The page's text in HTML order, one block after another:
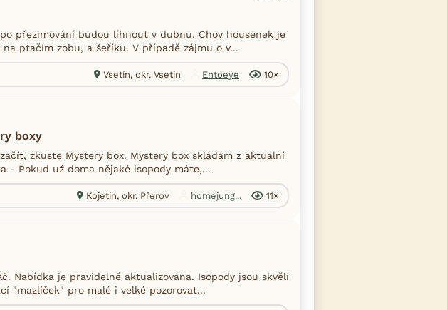
přezimování budou líhnout v dubnu. Chov housenek je
ptačím zobu, a šeříku. V případě zájmu o v...
Vsetín, okr. Vsetín Entoeye 10×
boxy
zkuste Mystery box. Mystery box skládám z aktuální
- Pokud už doma nějaké isopody máte,...
Kojetín, okr. Přerov homejung... 11×
Nabídka je pravidelně aktualizována. Isopody jsou skvělí
"mazlíček" pro malé i velké pozorovat...